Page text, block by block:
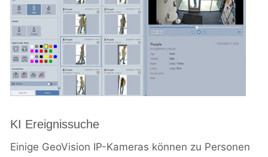
KI Ereignissuche
Einige GeoVision IP-Kameras können zu Personen